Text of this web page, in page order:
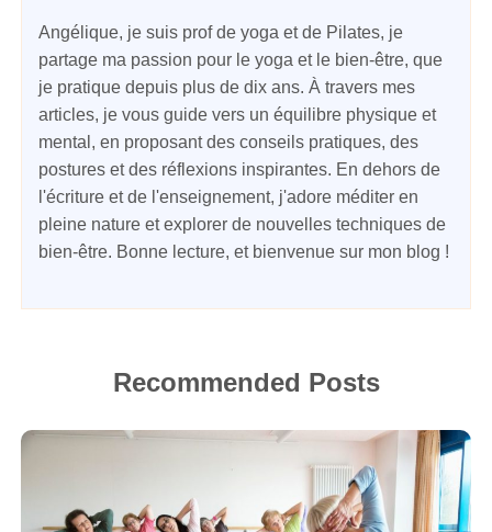
Angélique, je suis prof de yoga et de Pilates, je
partage ma passion pour le yoga et le bien-être, que
je pratique depuis plus de dix ans. À travers mes
articles, je vous guide vers un équilibre physique et
mental, en proposant des conseils pratiques, des
postures et des réflexions inspirantes. En dehors de
l'écriture et de l'enseignement, j'adore méditer en
pleine nature et explorer de nouvelles techniques de
bien-être. Bonne lecture, et bienvenue sur mon blog !
Recommended Posts